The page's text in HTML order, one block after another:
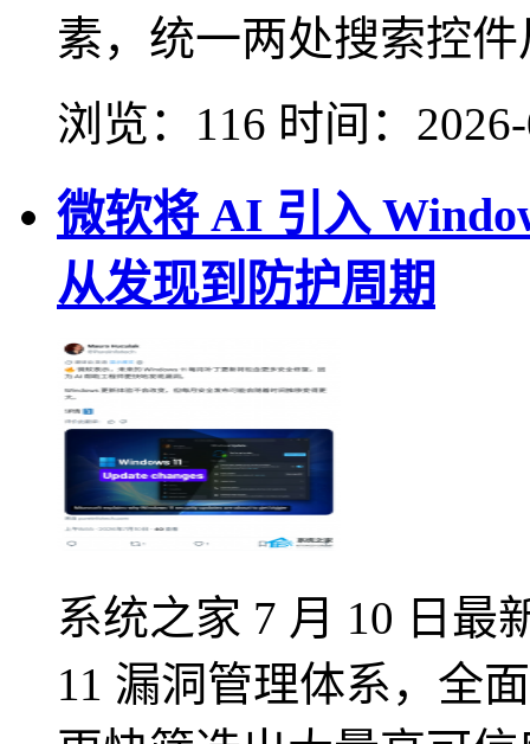
素，统一两处搜索控
浏览：116 时间：
微软将 AI 引入
从发现到防护周期
系统之家 7 月 10 日最
11 漏洞管理体系，全